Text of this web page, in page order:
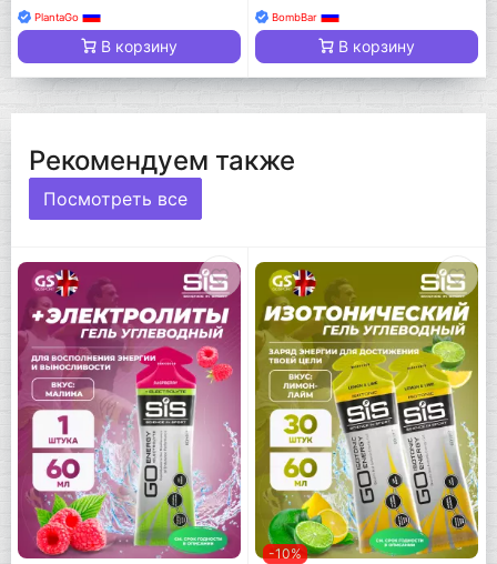
PlantaGo
В корзину
BombBar
В корзину
Рекомендуем также
Посмотреть все
-10%